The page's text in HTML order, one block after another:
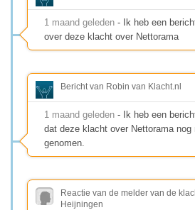
1 maand geleden - Ik heb een
over deze klacht over Nettorama
Bericht van Robin van Klacht.nl
1 maand geleden - Ik heb een
dat deze klacht over Nettorama nog
genomen.
Reactie van de melder van de
Heijningen